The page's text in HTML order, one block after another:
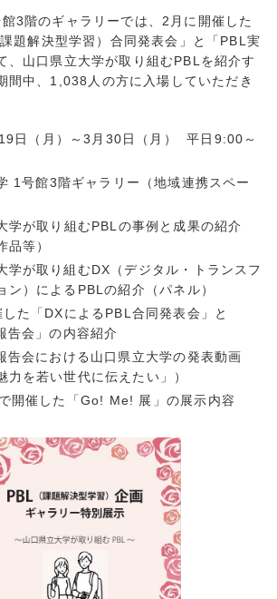
3階のギャラリーでは、2月に開催した
題解決型学習）合同発表会」と「PBL実
、山口県立大学が取り組むPBLを紹介す
間中、1,038人の方に入場していただき
日（月）～3月30日（月） 平日9:00～
1号館3階ギャラリー（地域連携スペー
が取り組むPBLの事例と成果の紹介
品等）
学が取り組むDX（デジタル・トランスフ
ン）によるPBLの紹介（パネル）
た「DXによるPBL合同発表会」と
告会」の内容紹介
会における山口県立大学の発表動画
力を若い世代に伝えたい」）
開催した「Go! Me! 展」の展示内容